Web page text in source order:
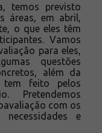
temos previsto
áreas, em abril,
o que eles têm
Vamos
para eles,
questões
além da
tem feito pelos
Pretendemos
com os
e